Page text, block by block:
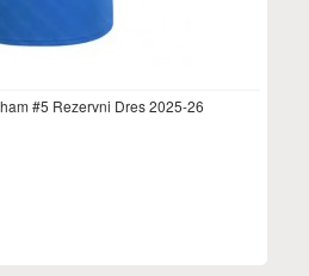
#5 Rezervni Dres 2025-26